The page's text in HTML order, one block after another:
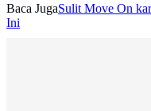
Baca JugaSulit Move On
Ini